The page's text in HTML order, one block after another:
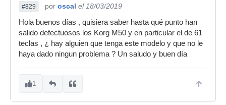
#829 por oscal el 18/03/2019
Hola buenos días , quisiera saber hasta qué punto han
salido defectuosos los Korg M50 y en particular el de 61
teclas , ¿ hay alguien que tenga este modelo y que no le
haya dado ningun problema ? Un saludo y buen día
1